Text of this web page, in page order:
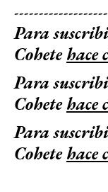
Para
Cohetehace
Para
Cohetehace
Para
Cohetehace